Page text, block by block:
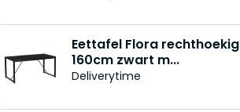
Eettafel Flora rechthoekig
160cm zwart m...
Deliverytime